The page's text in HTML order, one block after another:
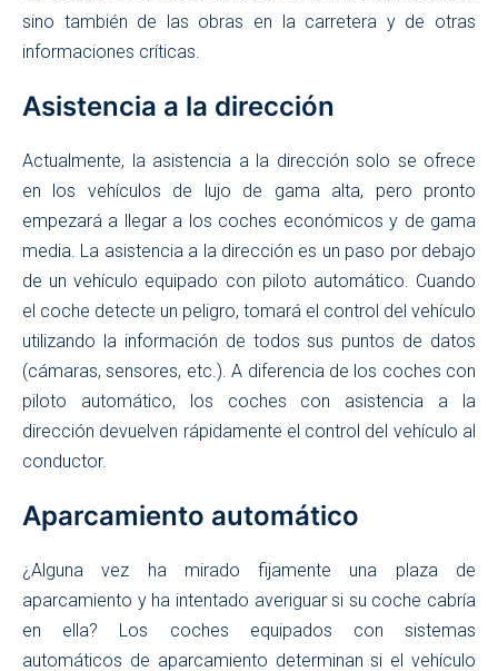
sino también de las obras en la carretera y de otras
informaciones críticas.
Asistencia a la dirección
Actualmente, la asistencia a la dirección solo se ofrece
en los vehículos de lujo de gama alta, pero pronto
empezará a llegar a los coches económicos y de gama
media. La asistencia a la dirección es un paso por debajo
de un vehículo equipado con piloto automático. Cuando
el coche detecte un peligro, tomará el control del vehículo
utilizando la información de todos sus puntos de datos
(cámaras, sensores, etc.). A diferencia de los coches con
piloto automático, los coches con asistencia a la
dirección devuelven rápidamente el control del vehículo al
conductor.
Aparcamiento automático
¿Alguna vez ha mirado fijamente una plaza de
aparcamiento y ha intentado averiguar si su coche cabría
en ella? Los coches equipados con sistemas
automáticos de aparcamiento determinan si el vehículo